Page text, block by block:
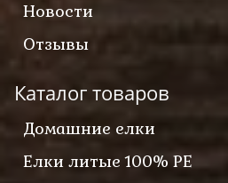
Новости
Отзывы
Каталог товаров
Домашние елки
Елки литые 100% PE